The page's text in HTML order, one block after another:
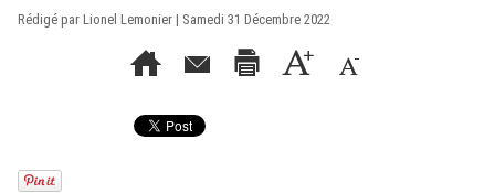
Rédigé par Lionel Lemonier | Samedi 31 Décembre 2022